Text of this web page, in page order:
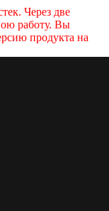
Через две
работу. Вы
продукта на